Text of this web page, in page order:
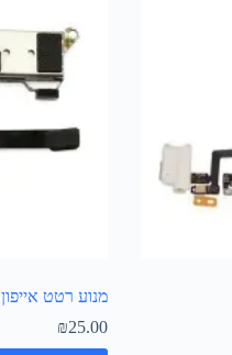
מנוע רטט אייפון S6
₪25.00